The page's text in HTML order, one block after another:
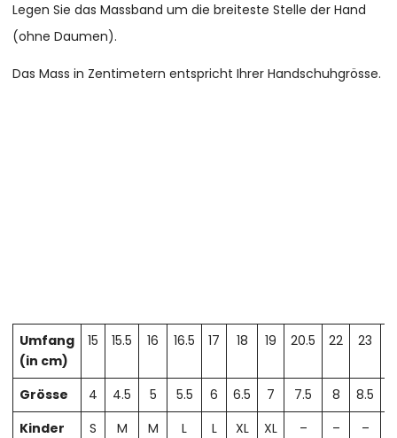
Legen Sie das Massband um die breiteste Stelle der Hand
(ohne Daumen).
Das Mass in Zentimetern entspricht Ihrer Handschuhgrösse.
Umfang
(in cm)
15 15.5 16 16.5 17 18 19 20.5 22 23
Grösse 4 4.5 5 5.5 6 6.5 7 7.5 8 8.5
Kinder
S M M L L XL XL – – –